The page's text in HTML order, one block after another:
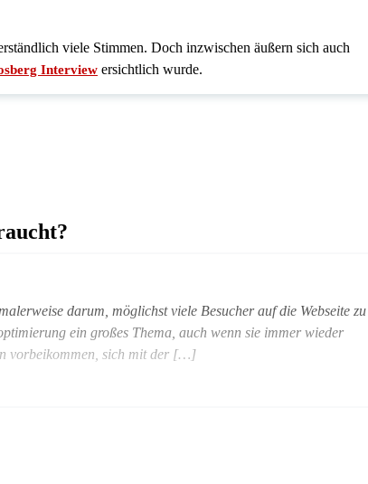
viele Stimmen. Doch inzwischen äußern sich auch
Interview ersichtlich wurde.
darum, möglichst viele Besucher auf die Webseite zu
ein großes Thema, auch wenn sie immer wieder
vorbeikommen, sich mit der […]